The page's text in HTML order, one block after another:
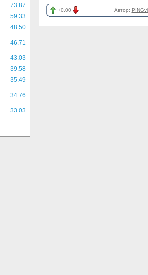
73.87
59.33
48.50
46.71
43.03
39.58
35.49
34.76
33.03
+0.00 Автор: